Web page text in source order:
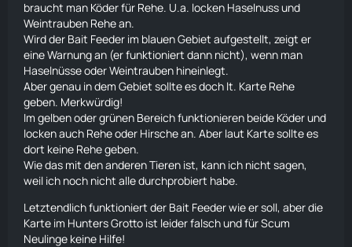
braucht man Köder für Rehe. U.a. locken Haselnussund
Weintrauben Rehe an.
Wird der Bait Feeder im blauen Gebiet aufgestellt, zeigt er
eine Warnung an (er funktioniert dann nicht), wenn man
Haselnüsseoder Weintrauben hineinlegt.
Aber genau in dem Gebiet sollte es doch lt. Karte Rehe
geben. Merkwürdig!
Im gelben oder grünen Bereich funktionieren beide Köder und
locken auch Rehe oder Hirsche an. Aber laut Kartesollte es
dort keine Rehe geben.
Wie das mit den anderen Tieren ist, kann ich nicht sagen,
weil ich noch nicht alle durchprobiert habe.
Letztendlich funktioniert der Bait Feeder wie er soll, aber die
Karte im Hunters Grotto ist leider falsch und für Scum
Neulinge keine Hilfe!